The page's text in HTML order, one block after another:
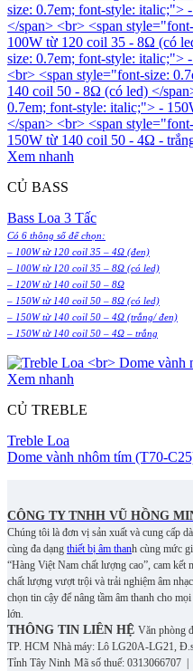
Xem nhanh
CỦ BASS
Bass Loa 3 Tấc
Có 6 thông số để chọn:
– 100W từ 120 coil 35 – 4Ω (đen)
– 100W từ 120 coil 35 – 8Ω (có led)
– 120W từ 140 coil 50 – 8Ω
– 150W từ 140 coil 50 – 8Ω (có led)
– 150W từ 140 coil 50 – 4Ω (trắng/ đen)
– 150W từ 140 coil 50 – 4Ω – trắng
Xem nhanh
CỦ TREBLE
Treble Loa
Dome vành nhôm tím (T70-
CÔNG TY TNHH VŨ HỒNG
Chúng tôi là đơn vị sản xuất và cung cấp
cùng đa dạng thiết bị âm thanh cùng mức
“Hàng Việt Nam chất lượng cao”, cam kết
chất lượng vượt trội và trải nghiệm âm
chọn tin cậy để nâng tầm âm thanh cho
lớn.
THÔNG TIN LIÊN HỆ Văn phòng
TP. HCM Nhà máy: Lô LG20A-LG21,
Tỉnh Tây Ninh Mã số thuế: 0313066707